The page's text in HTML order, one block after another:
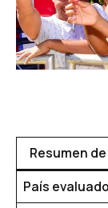
Resumen
País evaluado